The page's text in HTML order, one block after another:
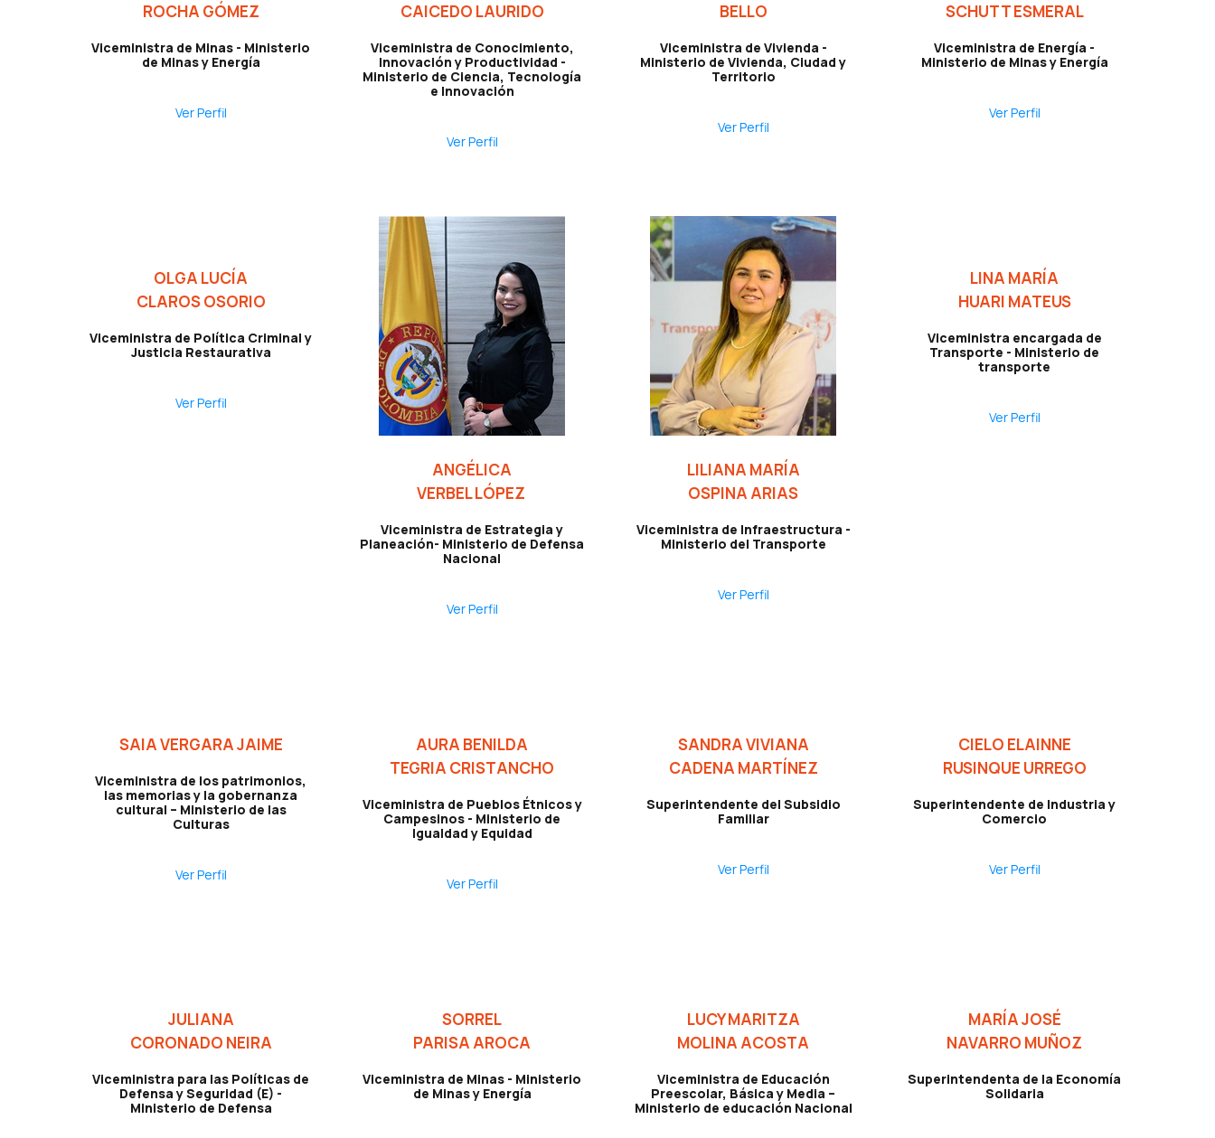
ROCHA GÓMEZ
Viceministra de Minas - Ministerio
de Minas y Energía
Ver Perfil
CAICEDO LAURIDO
Viceministra de Conocimiento,
Innovación y Productividad -
Ministerio de Ciencia, Tecnología
e Innovación
Ver Perfil
BELLO
Viceministra de Vivienda -
Ministerio de Vivienda, Ciudad y
Territorio
Ver Perfil
SCHUTT ESMERAL
Viceministra de Energía -
Ministerio de Minas y Energía
Ver Perfil
OLGA LUCÍA
CLAROS OSORIO
Viceministra de Política Criminal y
Justicia Restaurativa
Ver Perfil
ANGÉLICA
VERBEL LÓPEZ
Viceministra de Estrategia y
Planeación- Ministerio de Defensa
Nacional
Ver Perfil
LILIANA MARÍA
OSPINA ARIAS
Viceministra de Infraestructura -
Ministerio del Transporte
Ver Perfil
LINA MARÍA
HUARI MATEUS
Viceministra encargada de
Transporte - Ministerio de
transporte
Ver Perfil
SAIA VERGARA JAIME
Viceministra de los patrimonios,
las memorias y la gobernanza
cultural – Ministerio de las
Culturas
Ver Perfil
AURA BENILDA
TEGRIA CRISTANCHO
Viceministra de Pueblos Étnicos y
Campesinos - Ministerio de
Igualdad y Equidad
Ver Perfil
SANDRA VIVIANA
CADENA MARTÍNEZ
Superintendente del Subsidio
Familiar
Ver Perfil
CIELO ELAINNE
RUSINQUE URREGO
Superintendente de Industria y
Comercio
Ver Perfil
JULIANA
CORONADO NEIRA
Viceministra para las Políticas de
Defensa y Seguridad (E) -
Ministerio de Defensa
SORREL
PARISA AROCA
Viceministra de Minas - Ministerio
de Minas y Energía
LUCY MARITZA
MOLINA ACOSTA
Viceministra de Educación
Preescolar, Básica y Media –
Ministerio de educación Nacional
MARÍA JOSÉ
NAVARRO MUÑOZ
Superintendenta de la Economía
Solidaria